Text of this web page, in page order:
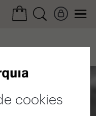
cookies